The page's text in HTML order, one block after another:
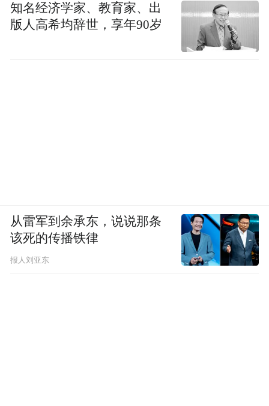
知名经济学家、教育家、出
版人高希均辞世，享年90岁
从雷军到余承东，说说那条
该死的传播铁律
报人刘亚东